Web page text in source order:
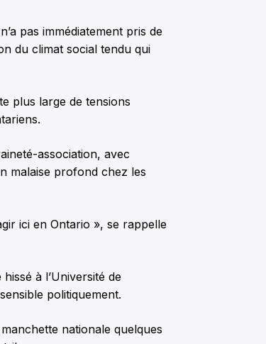
pas immédiatement pris de
du climat social tendu qui
plus large de tensions
association, avec
malaise profond chez les
ici en Ontario », se rappelle
à l’Université de
politiquement.
nationale quelques